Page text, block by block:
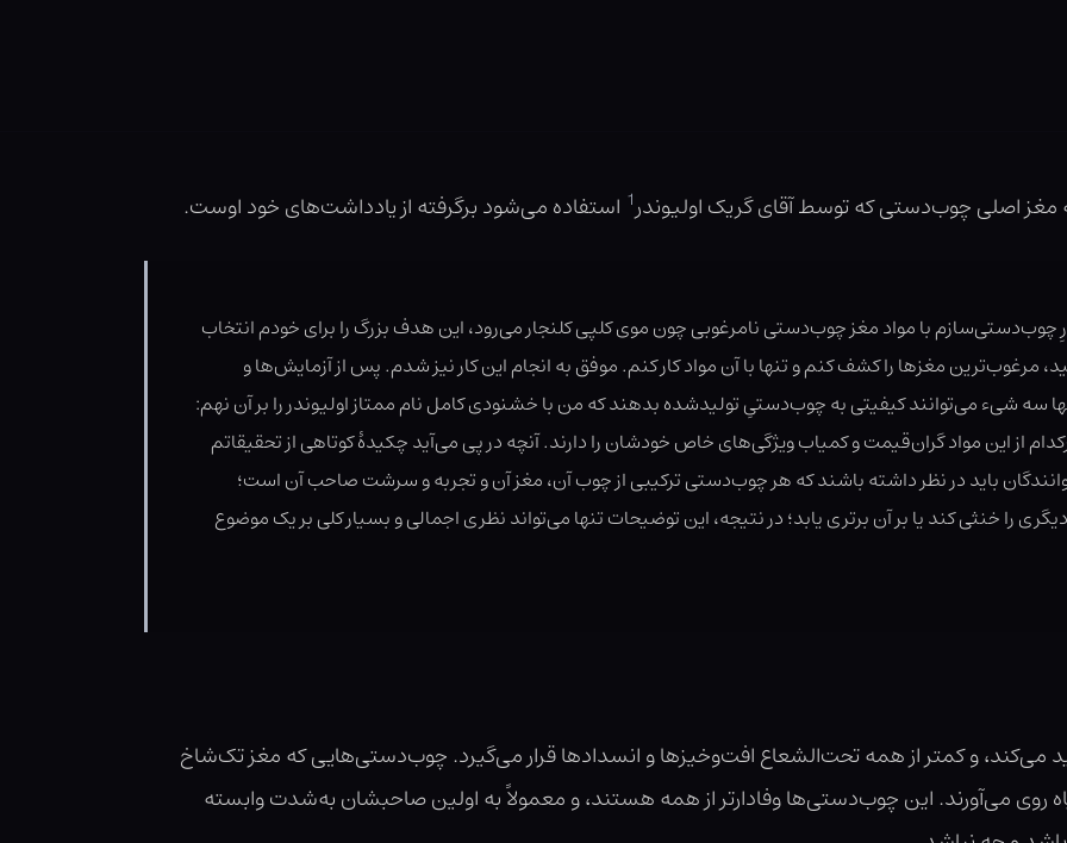
اصلی چوب‌دستی که توسط آقای گریک اولیوندر1 استفاده می‌شود برگرفته از یادداشت‌های خود اوست.
چوب‌دستی‌سازم با مواد مغز چوب‌دستی نامرغوبی چون موی کلپی کلنجار می‌رود، این هدف بزرگ را برای خودم انتخاب
مرغوب‌ترین مغزها را کشف کنم و تنها با آن مواد کار کنم. موفق به انجام این کار نیز شدم. پس از آزمایش‌ها و
سه شیء می‌توانند کیفیتی به چوب‌دستیِ تولیدشده بدهند که من با خشنودی کامل نام ممتاز اولیوندر را بر آن نهم:
از این مواد گران‌قیمت و کمیاب ویژگی‌های خاص خودشان را دارند. آنچه در پی می‌آید چکیدهٔ کوتاهی از تحقیقاتم
باید در نظر داشته باشند که هر چوب‌دستی ترکیبی از چوب آن، مغز آن و تجربه و سرشت صاحب آن است؛
را خنثی کند یا بر آن برتری یابد؛ در نتیجه، این توضیحات تنها می‌تواند نظری اجمالی و بسیار کلی بر یک موضوع
می‌کند، و کمتر از همه تحت‌الشعاع افت‌وخیزها و انسدادها قرار می‌گیرد. چوب‌دستی‌هایی که مغز تک‌شاخ
روی می‌آورند. این چوب‌دستی‌ها وفادارتر از همه هستند، و معمولاً به اولین صاحبشان به‌شدت وابسته